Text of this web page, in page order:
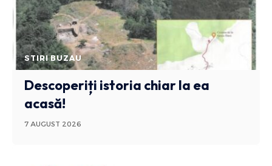
STIRI BUZAU
Descoperiți istoria chiar la ea
acasă!
7 AUGUST 2026